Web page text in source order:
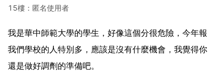
15樓：匿名使用者
我是華中師範大學的學生，好像這個分很危險，今年報
我們學校的人特別多，應該是沒有什麼機會，我覺得你
還是做好調劑的準備吧。